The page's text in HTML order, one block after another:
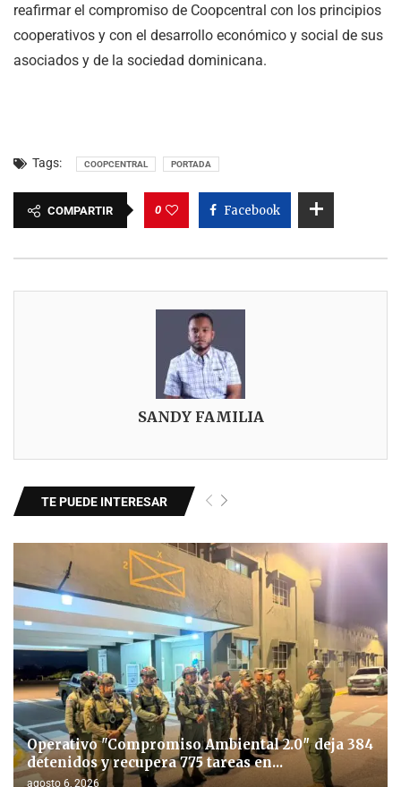
reafirmar el compromiso de Coopcentral con los principios
cooperativos y con el desarrollo económico y social de sus
asociados y de la sociedad dominicana.
Tags: COOPCENTRAL PORTADA
COMPARTIR 0 Facebook
SANDY FAMILIA
TE PUEDE INTERESAR
Operativo "Compromiso Ambiental 2.0″ deja 384
detenidos y recupera 775 tareas en...
agosto 6, 2026